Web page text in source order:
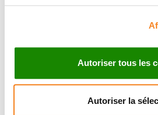
Autoriser tous les
Autoriser la